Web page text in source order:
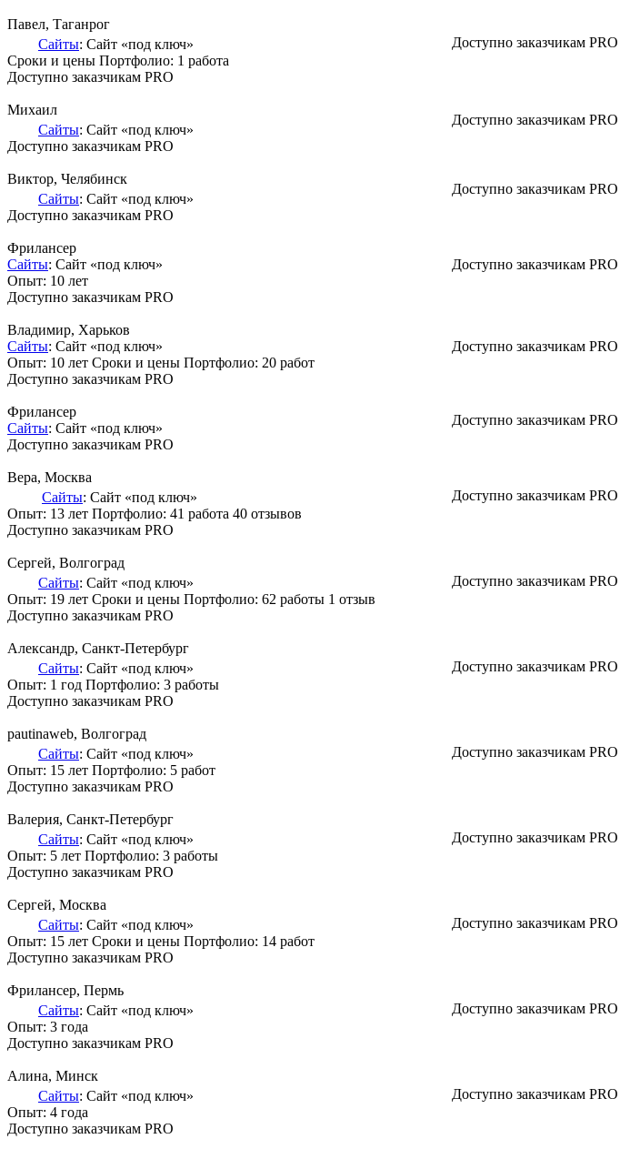
Павел, Таганрог
Сайты: Сайт «под ключ»
Сроки и цены Портфолио: 1 работа
Доступно заказчикам PRO
Доступно заказчикам PRO
Михаил
Сайты: Сайт «под ключ»
Доступно заказчикам PRO
Доступно заказчикам PRO
Виктор, Челябинск
Сайты: Сайт «под ключ»
Доступно заказчикам PRO
Доступно заказчикам PRO
Фрилансер
Сайты: Сайт «под ключ»
Опыт: 10 лет
Доступно заказчикам PRO
Доступно заказчикам PRO
Владимир, Харьков
Сайты: Сайт «под ключ»
Опыт: 10 лет Сроки и цены Портфолио: 20 работ
Доступно заказчикам PRO
Доступно заказчикам PRO
Фрилансер
Сайты: Сайт «под ключ»
Доступно заказчикам PRO
Доступно заказчикам PRO
Вера, Москва
Сайты: Сайт «под ключ»
Опыт: 13 лет Портфолио: 41 работа 40 отзывов
Доступно заказчикам PRO
Доступно заказчикам PRO
Сергей, Волгоград
Сайты: Сайт «под ключ»
Опыт: 19 лет Сроки и цены Портфолио: 62 работы 1 отзыв
Доступно заказчикам PRO
Доступно заказчикам PRO
Александр, Санкт-Петербург
Сайты: Сайт «под ключ»
Опыт: 1 год Портфолио: 3 работы
Доступно заказчикам PRO
Доступно заказчикам PRO
pautinaweb, Волгоград
Сайты: Сайт «под ключ»
Опыт: 15 лет Портфолио: 5 работ
Доступно заказчикам PRO
Доступно заказчикам PRO
Валерия, Санкт-Петербург
Сайты: Сайт «под ключ»
Опыт: 5 лет Портфолио: 3 работы
Доступно заказчикам PRO
Доступно заказчикам PRO
Сергей, Москва
Сайты: Сайт «под ключ»
Опыт: 15 лет Сроки и цены Портфолио: 14 работ
Доступно заказчикам PRO
Доступно заказчикам PRO
Фрилансер, Пермь
Сайты: Сайт «под ключ»
Опыт: 3 года
Доступно заказчикам PRO
Доступно заказчикам PRO
Алина, Минск
Сайты: Сайт «под ключ»
Опыт: 4 года
Доступно заказчикам PRO
Доступно заказчикам PRO